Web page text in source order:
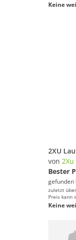
Keine
von 2Xu
Bester
gefunden
zuletzt
Preis kann
Keine